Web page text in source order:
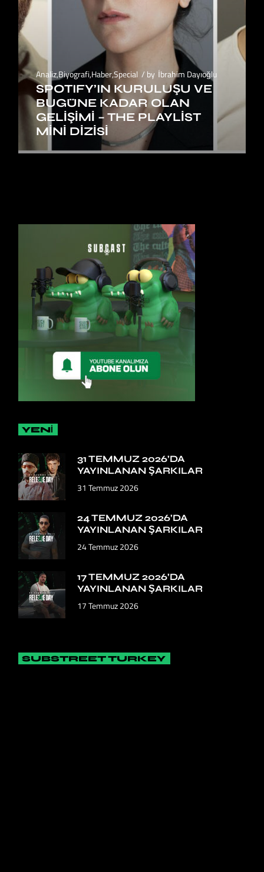
Analiz,Biyografi,Haber,Special by İbrahim Dayıoğlu
SPOTIFY’IN KURULUŞU VE
BUGÜNE KADAR OLAN
GELİŞİMİ – THE PLAYLIST
MINI DIZISI
YENİ
31 TEMMUZ 2026’DA
YAYINLANAN ŞARKILAR
31 Temmuz 2026
24 TEMMUZ 2026’DA
YAYINLANAN ŞARKILAR
24 Temmuz 2026
17 TEMMUZ 2026’DA
YAYINLANAN ŞARKILAR
17 Temmuz 2026
SUBSTREET TURKEY